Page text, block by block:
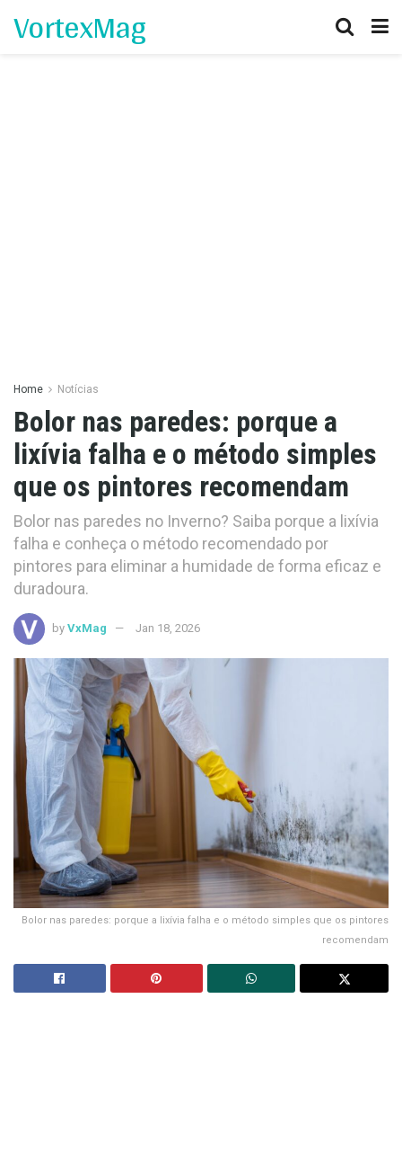
VortexMag
Home Notícias
Bolor nas paredes: porque a
lixívia falha e o método simples
que os pintores recomendam
Bolor nas paredes no Inverno? Saiba porque a lixívia
falha e conheça o método recomendado por
pintores para eliminar a humidade de forma eficaz e
duradoura.
by VxMag Jan 18, 2026
Bolor nas paredes: porque a lixívia falha e o método simples que os pintores
recomendam